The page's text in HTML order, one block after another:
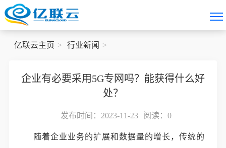
亿联云主页 行业新闻
企业有必要采用5G专网吗？能获得什么好
处？
发布时间：2023-11-23 阅读： 0
随着企业业务的扩展和数据量的增长，传统的